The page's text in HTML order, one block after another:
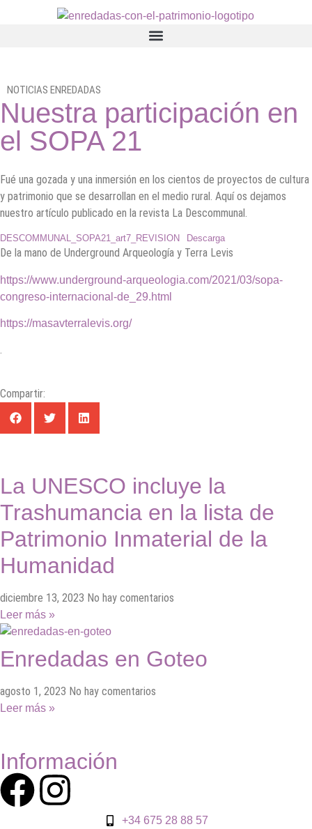
NOTICIAS ENREDADAS
Nuestra participación en
el SOPA 21
Fué una gozada y una inmersión en los cientos de proyectos de cultura
y patrimonio que se desarrollan en el medio rural. Aquí os dejamos
nuestro artículo publicado en la revista La Descommunal.
DESCOMMUNAL_SOPA21_art7_REVISION Descarga
De la mano de Underground Arqueología y Terra Levis
https://www.underground-arqueologia.com/2021/03/sopa-
congreso-internacional-de_29.html
https://masavterralevis.org/
.
Compartir:
La UNESCO incluye la
Trashumancia en la lista de
Patrimonio Inmaterial de la
Humanidad
diciembre 13, 2023 No hay comentarios
Leer más »
Enredadas en Goteo
agosto 1, 2023 No hay comentarios
Leer más »
Información
+34 675 28 88 57